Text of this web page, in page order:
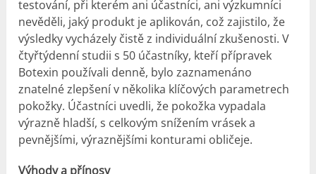
testování, při kterém ani účastníci, ani výzkumníci
nevěděli, jaký produkt je aplikován, což zajistilo, že
výsledky vycházely čistě z individuální zkušenosti. V
čtyřtýdenní studii s 50 účastníky, kteří přípravek
Botexin používali denně, bylo zaznamenáno
znatelné zlepšení v několika klíčových parametrech
pokožky. Účastníci uvedli, že pokožka vypadala
výrazně hladší, s celkovým snížením vrásek a
pevnějšími, výraznějšími konturami obličeje.
Výhody a přínosy